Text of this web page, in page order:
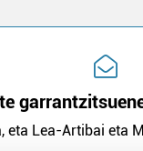
eta Lea-Artibai eta